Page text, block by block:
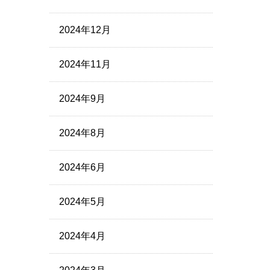
2024年12月
2024年11月
2024年9月
2024年8月
2024年6月
2024年5月
2024年4月